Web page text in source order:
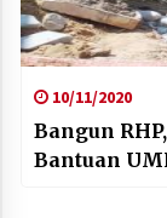
10/11/2020
Bangun
Bantuan